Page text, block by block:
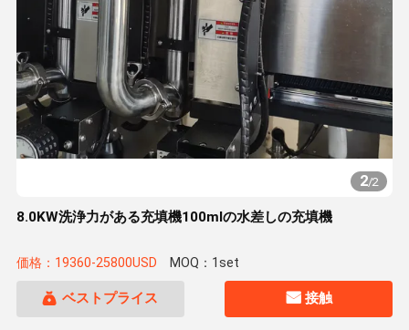
2/2
8.0KW洗浄力がある充填機100mlの水差しの充填機
価格：19360-25800USD MOQ：1set
ベストプライス 接触